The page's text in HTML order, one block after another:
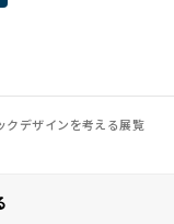
クデザインを考える展覧